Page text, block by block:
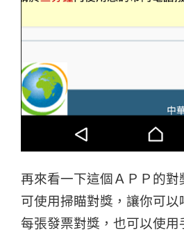
再來看一下這個ＡＰＰ的對
可使用掃瞄對獎，讓你可
每張發票對獎， 也可以使用